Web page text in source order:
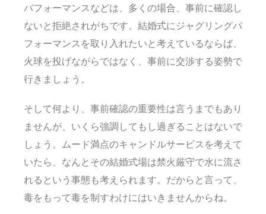
パフォーマンスなどは、多くの場合、事前に確認し
ないと拒絶されがちです。結婚式にジャグリングパ
フォーマンスを取り入れたいと考えているならば、
火球を投げながらではなく、事前に交渉する姿勢で
行きましょう。
そして何より、事前確認の重要性は言うまでもあり
ませんが、いくら強調してもし過ぎることはないで
しょう。ムード満点のキャンドルサービスを考えて
いたら、なんとその結婚式場は禁火厳守で水に流さ
れるという事態も考えられます。だからと言って、
毒をもって毒を制すわけにはいきませんからね。